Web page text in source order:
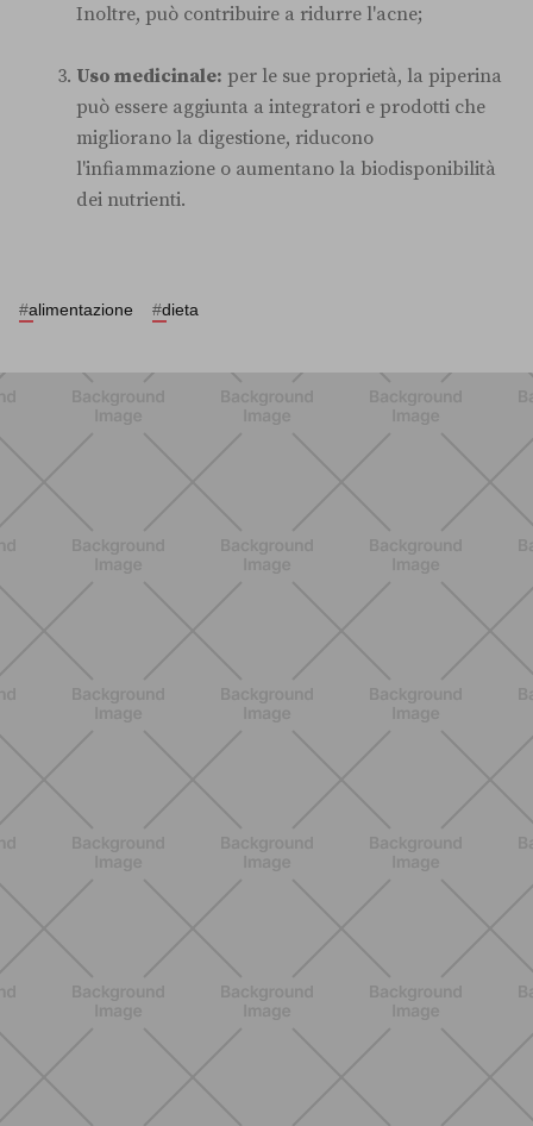
Inoltre, può contribuire a ridurre l'acne;
Uso medicinale: per le sue proprietà, la piperina
può essere aggiunta a integratori e prodotti che
migliorano la digestione, riducono
l'infiammazione o aumentano la biodisponibilità
dei nutrienti.
#alimentazione #dieta